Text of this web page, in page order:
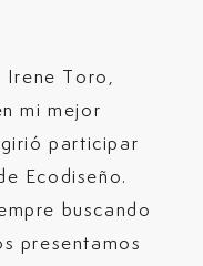
Irene Toro,
mi mejor
participar
Ecodiseño.
buscando
presentamos